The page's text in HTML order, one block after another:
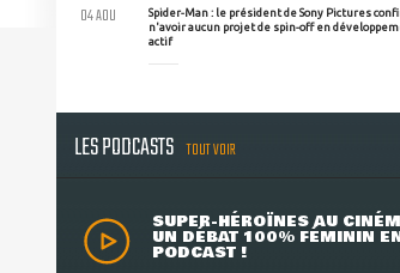
Spider-Man : le président de Sony Pictures
n'avoir aucun projet de spin-off en
actif
04 AOU
LES PODCASTS TOUT VOIR
SUPER-HÉROÏNES AU
UN DÉBAT 100% FÉMININ
PODCAST !